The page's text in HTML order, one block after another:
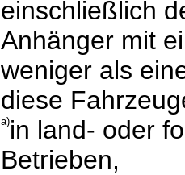
einschließlich
Anhänger mit
weniger als
diese
a)in land- oder
Betrieben,